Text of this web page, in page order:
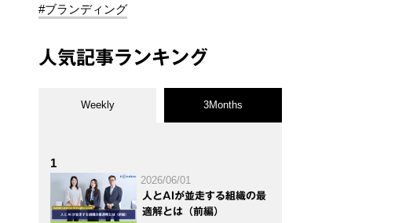
#ブランディング
人気記事ランキング
Weekly 3Months
1
2026/06/01
人とAIが並走する組織の最
適解とは（前編）